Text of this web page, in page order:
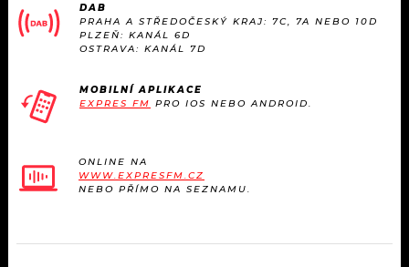
DAB
PRAHA A STŘEDOČESKÝ KRAJ: 7C, 7A NEBO 10D
PLZEŇ: KANÁL 6D
OSTRAVA: KANÁL 7D
MOBILNÍ APLIKACE
EXPRES FM PRO IOS NEBO ANDROID.
ONLINE NA
WWW.EXPRESFM.CZ
NEBO PŘÍMO NA SEZNAMU.